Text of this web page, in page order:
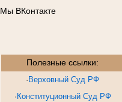
Мы ВКонтакте
Полезные ссылки:
· Верховный Суд РФ
· Конституционный Суд РФ